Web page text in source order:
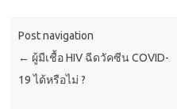
Post navigation
← ผู้มีเชื้อ HIV ฉีดวัคซีน COVID-
19 ได้หรือไม่ ?